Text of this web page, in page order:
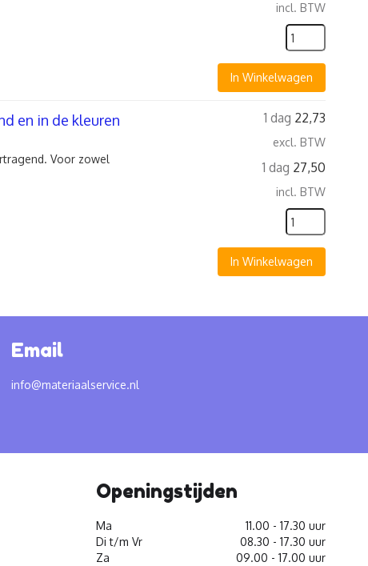
incl. BTW
In Winkelwagen
1 dag 22,73
excl. BTW
1 dag 27,50
incl. BTW
In Winkelwagen
en in de kleuren
Voor zowel
Email
info@materiaalservice.nl
Openingstijden
Ma
11.00 - 17.30 uur
Di t/m Vr
08.30 - 17.30 uur
Za
09.00 - 17.00 uur